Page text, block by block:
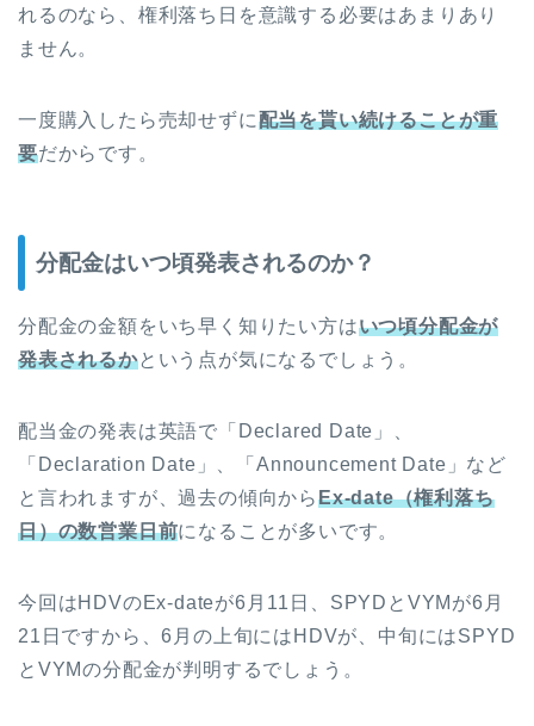
れるのなら、権利落ち日を意識する必要はあまりあり
ません。
一度購入したら売却せずに配当を貰い続けることが重
要だからです。
分配金はいつ頃発表されるのか？
分配金の金額をいち早く知りたい方はいつ頃分配金が
発表されるかという点が気になるでしょう。
配当金の発表は英語で「Declared Date」、
「Declaration Date」、「Announcement Date」など
と言われますが、過去の傾向からEx-date（権利落ち
日）の数営業日前になることが多いです。
今回はHDVのEx-dateが6月11日、SPYDとVYMが6月
21日ですから、6月の上旬にはHDVが、中旬にはSPYD
とVYMの分配金が判明するでしょう。